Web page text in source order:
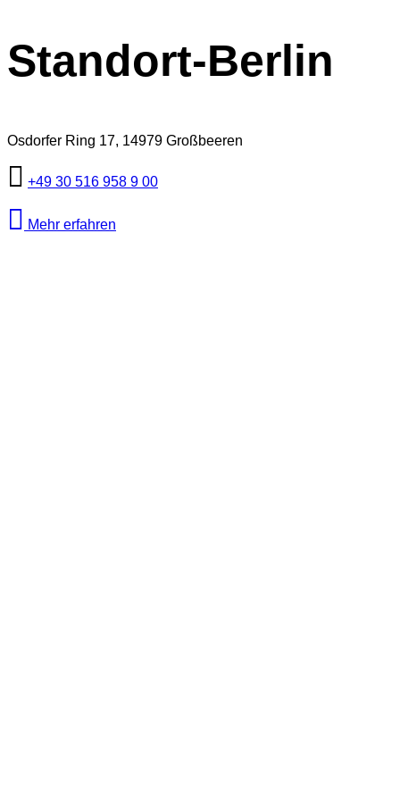
Standort-Berlin
Osdorfer Ring 17, 14979 Großbeeren
+49 30 516 958 9 00
Mehr erfahren